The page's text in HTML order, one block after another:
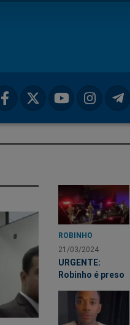
ROBINHO
21/03/2024
URGENTE:
Robinho é preso